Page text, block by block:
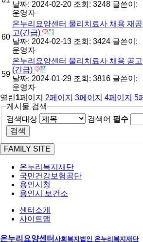
날짜: 2024-02-20 조회: 3248 글쓴이:
운영자
60
온누리요양센터 물리치료사 채용 재공
고(긴급)
날짜: 2024-02-13 조회: 3424 글쓴이:
운영자
59
온누리요양센터 물리치료사 채용 공고
(긴급)
날짜: 2024-01-29 조회: 3816 글쓴이:
운영자
열린1페이지 2페이지 3페이지 4페이지 5
게시물 검색
검색대상
검색어 필수
FAMILY SITE
온누리복지재단
국민건강보험공단
용인시청
용인시 보건소
센터소개
사이트맵
온누리요양센터 사회복지법인 온누리복지재단